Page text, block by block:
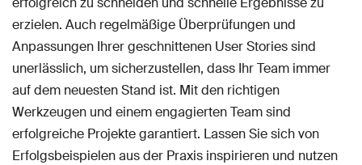
erzielen. Auch regelmäßige Überprüfungen und
Anpassungen Ihrer geschnittenen User Stories sind
unerlässlich, um sicherzustellen, dass Ihr Team immer
auf dem neuesten Stand ist. Mit den richtigen
Werkzeugen und einem engagierten Team sind
erfolgreiche Projekte garantiert. Lassen Sie sich von
Erfolgsbeispielen aus der Praxis inspirieren und nutzen